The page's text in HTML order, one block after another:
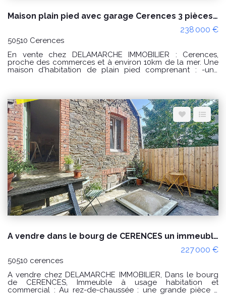
Maison plain pied avec garage Cerences 3 pièces proche des commodités
238 000 €
50510 Cerences
En vente chez DELAMARCHE IMMOBILIER : Cerences,
proche des commerces et à environ 10km de la mer. Une
maison d'habitation de plain pied comprenant : -une
une avec placard. -un garage. Le tout sur un terrain
d'environ 571m². Prix : 238000 € honoraires à la charge du
vendeur. Classe énergie : D (246) Classe climat : B (7)
Montant estimé des dépenses annuelles d'énergie pour un
usage standard : entre 1450 € et 2030 € / an. Prix moyens
des énergies indexés sur les années 2021, 2022 et 2023
(abonnements compris) "Les informations sur les risques
auxquels ce bien est exposé sont disponibles sur le site
Géorisques : www.georisques.gouv.fr" POUR VISITER :
DELAMARCHE IMMOBILIER, Florian GINARD 07.86.27.44.34
A vendre dans le bourg de CERENCES un immeuble à usage habitation et commercial
227 000 €
50510 cerences
A vendre chez DELAMARCHE IMMOBILIER, Dans le bourg
de CERENCES, Immeuble à usage habitation et
commercial : Au rez-de-chaussée : une grande pièce à